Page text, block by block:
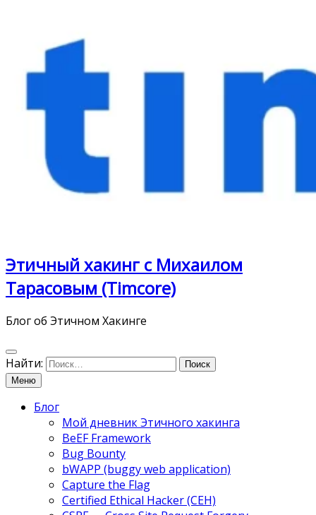
Этичный хакинг с Михаилом
Тарасовым (Timcore)
Блог об Этичном Хакинге
Найти:
Меню
Блог
Мой дневник Этичного хакинга
BeEF Framework
Bug Bounty
bWAPP (buggy web application)
Capture the Flag
Certified Ethical Hacker (CEH)